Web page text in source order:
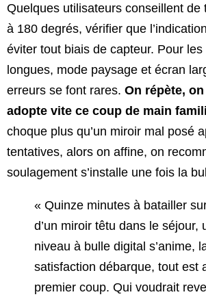
Quelques utilisateurs conseillent de
à 180 degrés, vérifier que
éviter tout biais de capteur. Pour
longues, mode paysage et écran
erreurs se font rares. On répète,
adopte vite ce coup de main
choque plus qu’un miroir mal posé
tentatives, alors on affine, on
soulagement s’installe une fois la
« Quinze minutes à batailler
d’un miroir têtu dans le séjour,
niveau à bulle digital s’anime,
satisfaction débarque, tout est
premier coup. Qui voudrait